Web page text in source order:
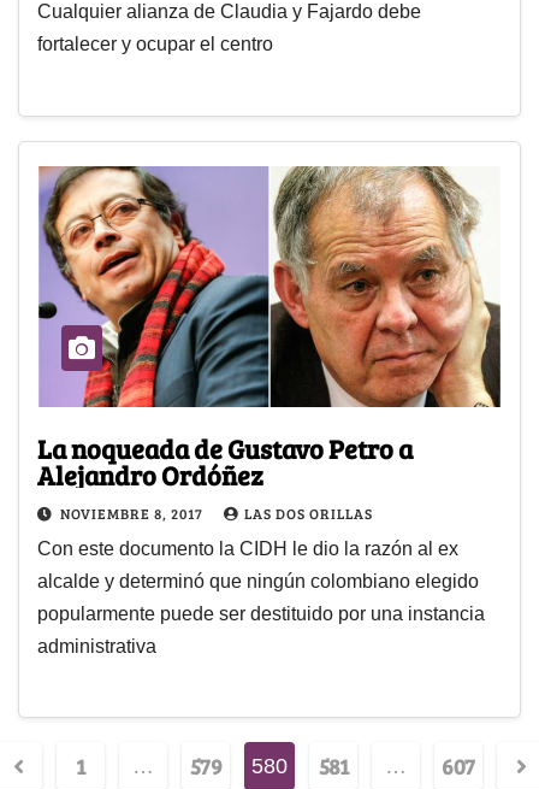
Cualquier alianza de Claudia y Fajardo debe
fortalecer y ocupar el centro
La noqueada de Gustavo Petro a
Alejandro Ordóñez
NOVIEMBRE 8, 2017 LAS DOS ORILLAS
Con este documento la CIDH le dio la razón al ex
alcalde y determinó que ningún colombiano elegido
popularmente puede ser destituido por una instancia
administrativa
1 … 579 580 581 … 607